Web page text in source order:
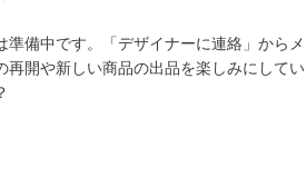
備中です。「デザイナーに連絡」からメ
再開や新しい商品の出品を楽しみにしてい